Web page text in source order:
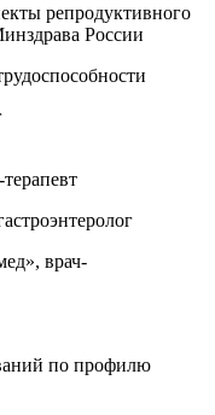
репродуктивного
России
врач-
по профилю